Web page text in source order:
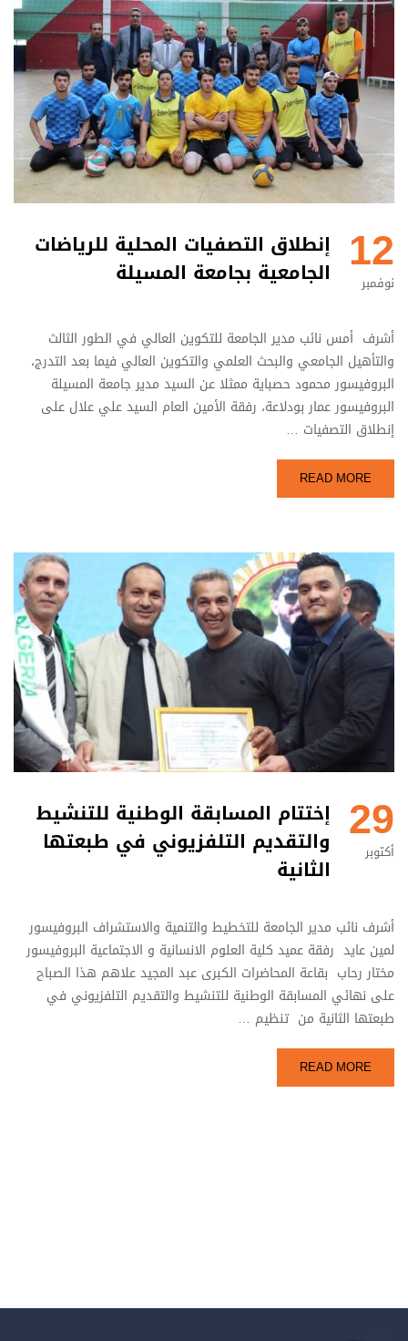
12
نوفمبر
إنطلاق التصفيات المحلية للرياضات
الجامعية بجامعة المسيلة
أشرف أمس نائب مدير الجامعة للتكوين العالي في الطور الثالث
والتأهيل الجامعي والبحث العلمي والتكوين العالي فيما بعد التدرج،
البروفيسور محمود حصباية ممثلا عن السيد مدير جامعة المسيلة
البروفيسور عمار بودلاعة، رفقة الأمين العام السيد علي علال على
إنطلاق التصفيات …
READ MORE
29
أكتوبر
إختتام المسابقة الوطنية للتنشيط
والتقديم التلفزيوني في طبعتها
الثانية
أشرف نائب مدير الجامعة للتخطيط والتنمية والاستشراف البروفيسور
لمين عايد رفقة عميد كلية العلوم الانسانية و الاجتماعية البروفيسور
مختار رحاب بقاعة المحاضرات الكبرى عبد المجيد علاهم هذا الصباح
على نهائي المسابقة الوطنية للتنشيط والتقديم التلفزيوني في
طبعتها الثانية من تنظيم …
READ MORE